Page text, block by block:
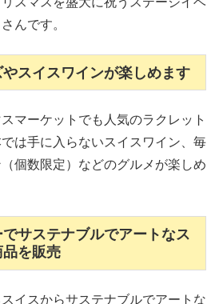
んです。
スイスワインが楽しめます
マーケットでも人気のラクレット
は手に入らないスイスワイン、毎
個数限定）などのグルメが楽しめ
サステナブルでアートなス
を販売
イスからサステナブルでアートな